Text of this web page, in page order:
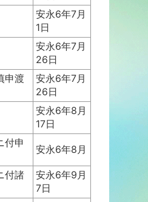
安永6年7月
1日
安永6年7月
26日
申渡
安永6年7月
26日
安永6年8月
17日
付申
安永6年8月
付諸
安永6年9月
7日